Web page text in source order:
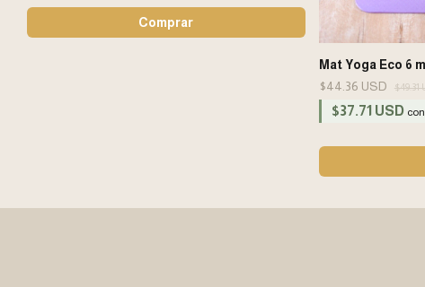
Mat Yoga Eco 6
$44.36 USD
$49.31
$37.71 USD con